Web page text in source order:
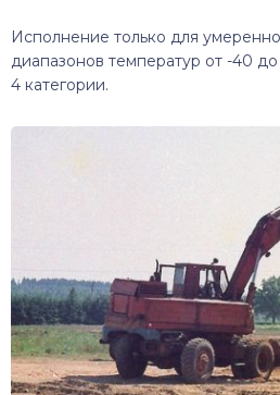
Исполнение только для
диапазонов температур от -40
4 категории.